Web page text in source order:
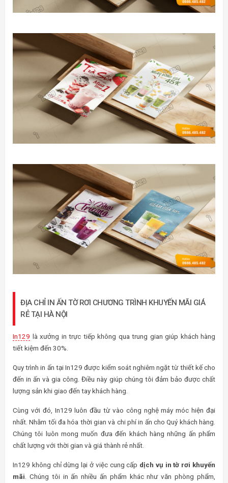
ĐỊA CHỈ IN ẤN TỜ RƠI CHƯƠNG TRÌNH KHUYẾN MÃI GIÁ
RẺ TẠI HÀ NỘI
In129 là xưởng in trực tiếp không qua trung gian giúp khách hàng
tiết kiệm đến 30%.
Quy trình in ấn tại In129 được kiểm soát nghiêm ngặt từ thiết kế cho
đến in ấn và gia công. Điều này giúp chúng tôi đảm bảo được chất
lượng sản khi giao đến tay khách hàng.
Cùng với đó, In129 luôn đầu từ vào công nghệ máy móc hiện đại
nhất. Nhằm tối đa hóa thời gian và chi phí in ấn cho Quý khách hàng.
Chúng tôi luôn mong muốn đưa đến khách hàng những ấn phẩm
chất lượng với thời gian và giá thành rẻ nhất.
In129 không chỉ dừng lại ở việc cung cấp dịch vụ in tờ rơi khuyến
mãi . Chúng tôi in ấn nhiều ấn phẩm khác như văn phòng phẩm,